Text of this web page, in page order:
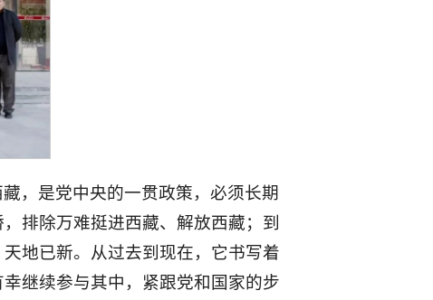
，是党中央的一贯政策，必须长期
排除万难挺进西藏、解放西藏；到
地已新。从过去到现在，它书写着
继续参与其中，紧跟党和国家的步